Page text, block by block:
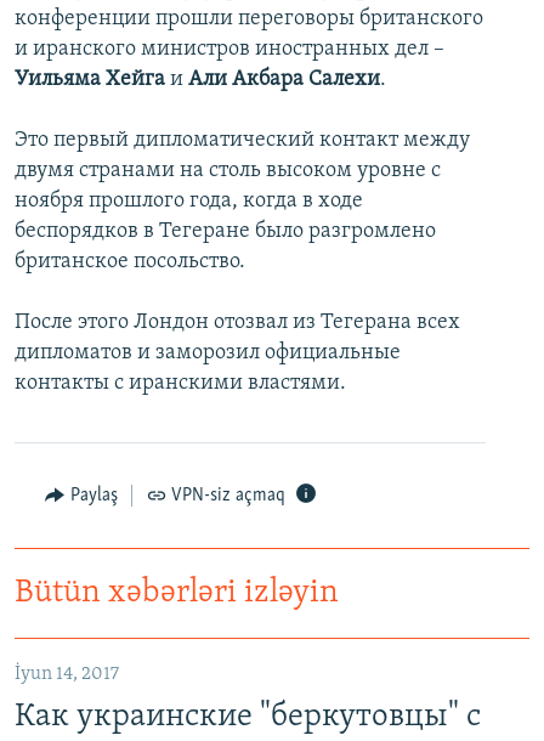
конференции прошли переговоры британского
и иранского министров иностранных дел –
Уильяма Хейга и Али Акбара Салехи.
Это первый дипломатический контакт между
двумя странами на столь высоком уровне с
ноября прошлого года, когда в ходе
беспорядков в Тегеране было разгромлено
британское посольство.
После этого Лондон отозвал из Тегерана всех
дипломатов и заморозил официальные
контакты с иранскими властями.
Paylaş VPN-siz açmaq
Bütün xəbərləri izləyin
İyun 14, 2017
Как украинские "беркутовцы" с